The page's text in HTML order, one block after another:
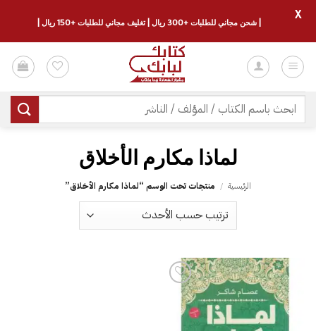
للمحتوى
البحث
عن:
الرئيسية / منتجات تحت الوسم “‎لماذا مكارم الأخلاق‎”
إضافة
إلى
قائمة
| شحن مجاني للطلبات +300 ريال | تغليف مجاني للطلبات +150 ريال |
X